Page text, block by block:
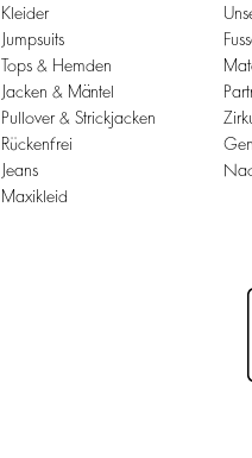
Kleider
Jumpsuits
Tops & Hemden
Jacken & Mäntel
Pullover & Strickjacken
Rückenfrei
Jeans
Maxikleid